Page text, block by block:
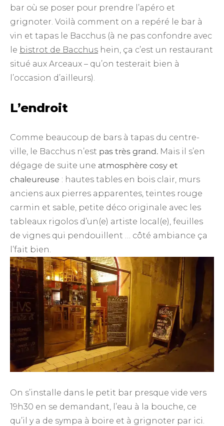
bar où se poser pour prendre l’apéro et
grignoter. Voilà comment on a repéré le bar à
vin et tapas le Bacchus (à ne pas confondre avec
le bistrot de Bacchus hein, ça c’est un restaurant
situé aux Arceaux – qu’on testerait bien à
l’occasion d’ailleurs).
L’endroit
Comme beaucoup de bars à tapas du centre-
ville, le Bacchus n’est pas très grand. Mais il s’en
dégage de suite une atmosphère cosy et
chaleureuse : hautes tables en bois clair, murs
anciens aux pierres apparentes, teintes rouge
carmin et sable, petite déco originale avec les
tableaux rigolos d’un(e) artiste local(e), feuilles
de vignes qui pendouillent … côté ambiance ça
l’fait bien.
On s’installe dans le petit bar presque vide vers
19h30 en se demandant, l’eau à la bouche, ce
qu’il y a de sympa à boire et à grignoter par ici.